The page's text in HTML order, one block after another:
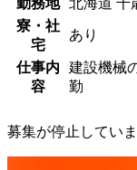
勤務地
北海道 千
寮・社
宅
あり
仕事内
容
建設機械
勤
募集が停止してい